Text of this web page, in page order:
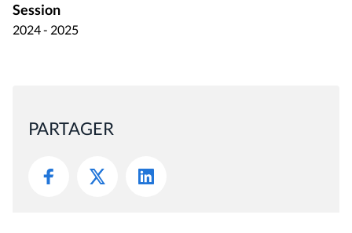
Session
2024 - 2025
PARTAGER